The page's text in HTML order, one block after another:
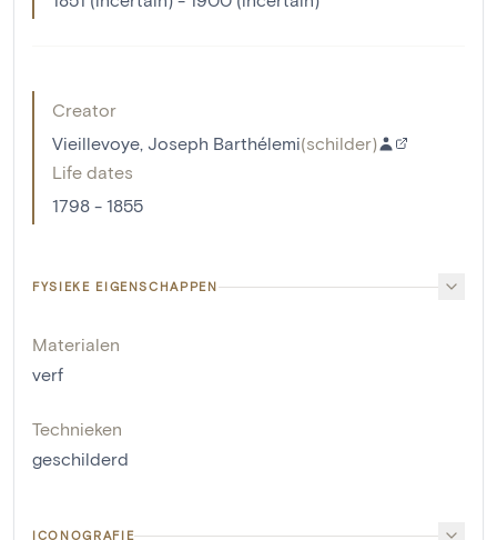
Creator
Vieillevoye, Joseph Barthélemi(schilder)
Life dates
1798 - 1855
FYSIEKE EIGENSCHAPPEN
Materialen
verf
Technieken
geschilderd
ICONOGRAFIE